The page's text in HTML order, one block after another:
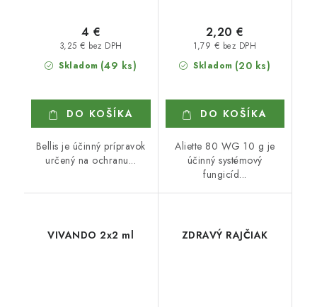
Skladom (49 ks)
3,25 € bez DPH
4 €
DO KOŠÍKA
Bellis je účinný prípravok
určený na ochranu...
Skladom (20 ks)
1,79 € bez DPH
2,20 €
DO KOŠÍKA
Aliette 80 WG 10 g je
účinný systémový
fungicíd...
VIVANDO 2x2 ml ZDRAVÝ RAJČIAK